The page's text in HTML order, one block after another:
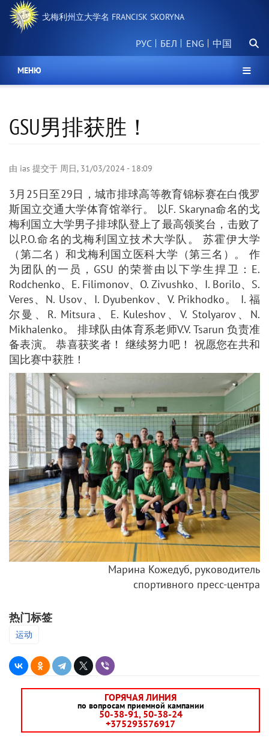
要
戈梅利州立大学名 FRANCISK SKORYNA
РУС БЕЛ 中国
搜
МЕНЮ
GSU男排获胜！
由 ias 提交于 周日, 31/03/2024 - 18:09
3月25日至29日，城市排球高等教育锦标赛在白俄罗
斯国立交通大学体育馆举行。 以F. Skaryna命名的戈
梅利国立大学男子排球队登上了最高领奖台，击败了
以P.O.命名的戈梅利国立技术大学队。 苏霍伊大学
（第二名）和戈梅利国立医科大学（第三名）。 作
为团队的一员，GSU 的荣誉由以下学生捍卫：E.
Rodchenko、E. Filimonov、O. Zivushko、I. Borilo、S.
Veres、N. Usov、I. Dyubenkov、V. Prikhodko。 I. 福
尔曼、R. Mitsura、E. Kuleshov、V. Stolyarov、N.
Mikhalenko。 排球队由体育系老师V.V. Tsarun 负责准
备表演。 恭喜获奖者！ 继续努力吧！ 祝愿您在共和
国比赛中获胜！
Марина Кожедуб, руководитель
спортивного пресс-центра
热门标签
运动
ГОРЯЧАЯ ЛИНИЯ
по вопросам приемной кампании
50-38-91, 50-38-24
+375293576917